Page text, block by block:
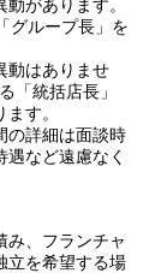
があります。
グループ長」を
動はありませ
「統括店長」
す。
の詳細は面談時
など遠慮なく
、フランチャ
立を希望する場